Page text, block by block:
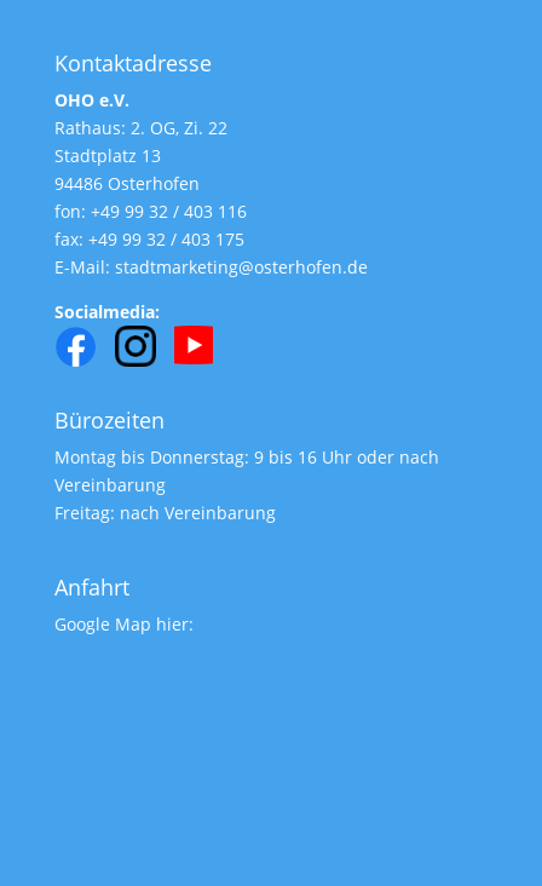
Kontaktadresse
OHO e.V.
Rathaus: 2. OG, Zi. 22
Stadtplatz 13
94486 Osterhofen
fon: +49 99 32 / 403 116
fax: +49 99 32 / 403 175
E-Mail: stadtmarketing@osterhofen.de
Socialmedia:
Bürozeiten
Montag bis Donnerstag: 9 bis 16 Uhr oder nach
Vereinbarung
Freitag: nach Vereinbarung
Anfahrt
Google Map hier: